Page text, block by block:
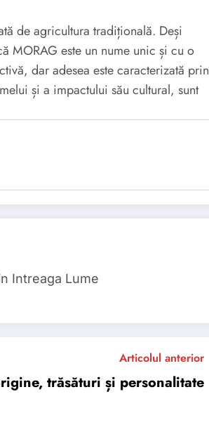
de agricultura tradițională. Deși
MORAG este un nume unic și cu o
dar adesea este caracterizată prin
și a impactului său cultural, sunt
Intreaga Lume
Articolul anterior
trăsături și personalitate